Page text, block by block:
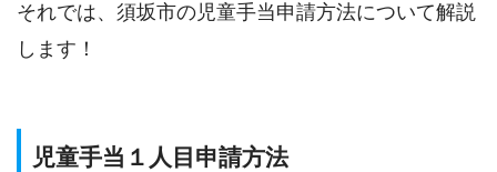
それでは、須坂市の児童手当申請方法について解説
します！
児童手当１人目申請方法